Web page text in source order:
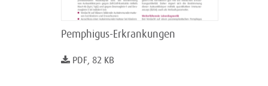
Pemphigus-Erkrankungen
PDF, 82 KB